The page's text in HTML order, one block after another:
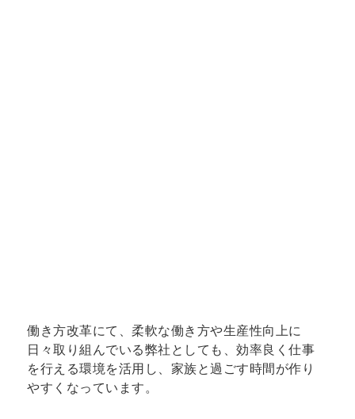
働き方改革にて、柔軟な働き方や生産性向上に
日々取り組んでいる弊社としても、効率良く仕事
を行える環境を活用し、家族と過ごす時間が作り
やすくなっています。